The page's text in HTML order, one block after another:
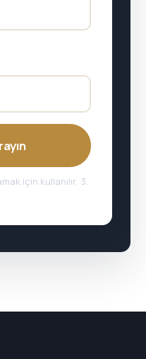
için kullanılır, 3.